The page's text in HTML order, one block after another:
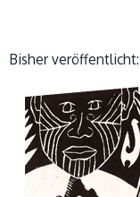
Bisher veröffentlicht: